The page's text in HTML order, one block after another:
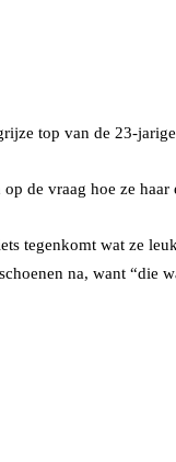
top van de 23-
de vraag hoe ze
tegenkomt wat ze
na, want “die